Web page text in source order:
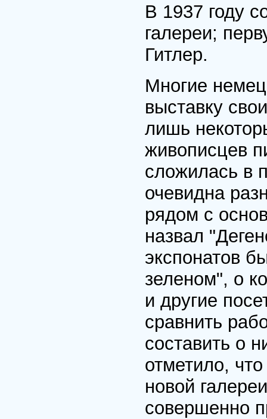
В 1937 году
галереи;
Гитлер.
Многие
выставку
лишь
живописцев
сложилась в
очевидна
рядом с
назвал
экспонатов
зеленом", о
и другие
сравнить
составить о
отметило,
новой
совершенно